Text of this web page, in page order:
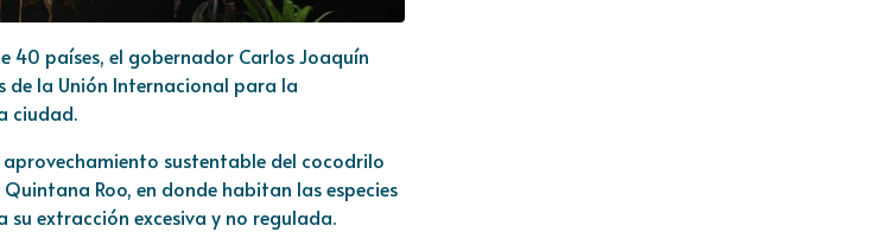
40 países, el gobernador Carlos Joaquín
de la Unión Internacional para la
ciudad.
sustentable del cocodrilo
Roo, en donde habitan las especies
extracción excesiva y no regulada.